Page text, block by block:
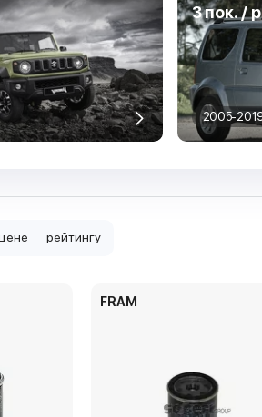
3 пок. /
2005-
рейтингу
FRAM